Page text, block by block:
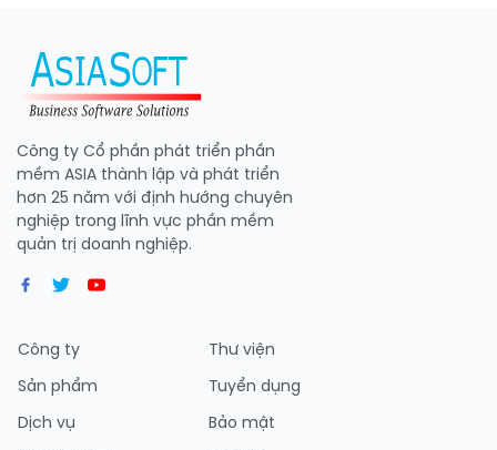
Công ty Cổ phần phát triển phần
mềm ASIA thành lập và phát triển
hơn 25 năm với định hướng chuyên
nghiệp trong lĩnh vực phần mềm
quản trị doanh nghiệp.
Công ty
Sản phẩm
Dịch vụ
Thư viện
Tuyển dụng
Bảo mật